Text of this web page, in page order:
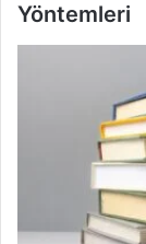
Yöntemleri